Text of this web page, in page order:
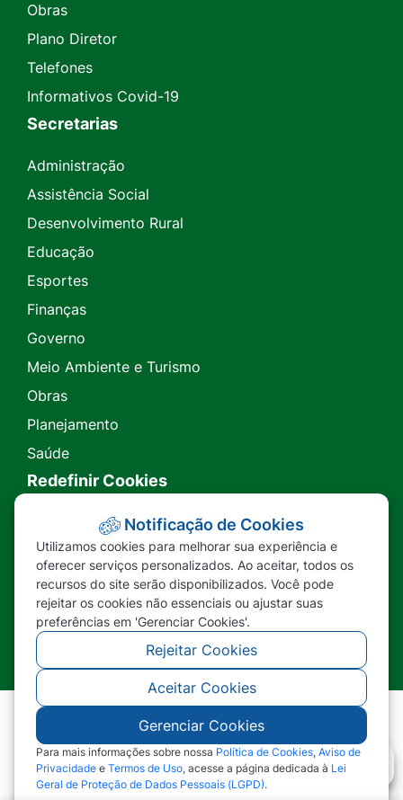
Obras
Plano Diretor
Telefones
Informativos Covid-19
Secretarias
Administração
Assistência Social
Desenvolvimento Rural
Educação
Esportes
Finanças
Governo
Meio Ambiente e Turismo
Obras
Planejamento
Saúde
Redefinir Cookies
Transparência
Ouvidoria
SIC
©2026 - Prefeitura Municipal de Nova Lacerda -
MT - Todos os direitos reservados
Notificação de Cookies
Utilizamos cookies para melhorar sua experiência e
oferecer serviços personalizados. Ao aceitar, todos os
recursos do site serão disponibilizados. Você pode
rejeitar os cookies não essenciais ou ajustar suas
preferências em 'Gerenciar Cookies'.
Rejeitar Cookies
Aceitar Cookies
Gerenciar Cookies
Para mais informações sobre nossa Política de Cookies, Aviso de
Privacidade e Termos de Uso, acesse a página dedicada à Lei
Geral de Proteção de Dados Pessoais (LGPD).